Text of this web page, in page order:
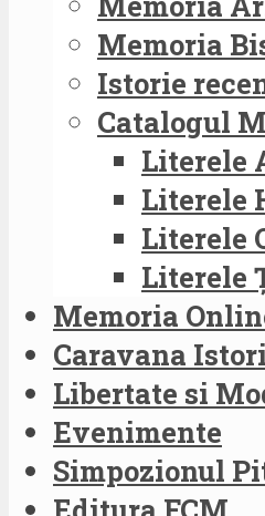
Memoria
Istorie
Catalogul
Literele
Literele
Literele
Literele
Memoria
Caravana
Libertate si
Evenimente
Simpozionul